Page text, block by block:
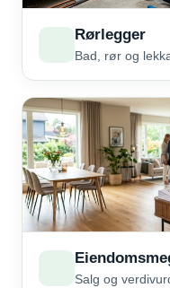
Rørlegger
Bad, rør og
Salg og